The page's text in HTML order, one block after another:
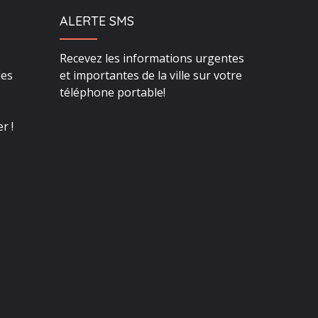
!
ALERTE SMS
Recevez les informations urgentes
et importantes de la ville sur votre
téléphone portable!